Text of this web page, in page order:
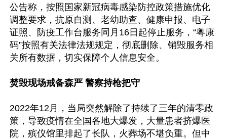
公告称，按照国家新冠病毒感染防控政策措施优化
调整要求，抗原自测、老幼助查、健康申报、电子
证照、防疫工作台服务同月16日起停止服务，“粤康
码”按照有关法律法规规定，彻底删除、销毁服务相
关所有数据，切实保障个人信息安全。
焚毁现场戒备森严 警察持枪把守
2022年12月，当局突然解除了持续了三年的清零政
策，导致疫情在全国各地大爆发，大量患者挤爆医
院，殡仪馆里排起了长队，火葬场不堪负重。但中